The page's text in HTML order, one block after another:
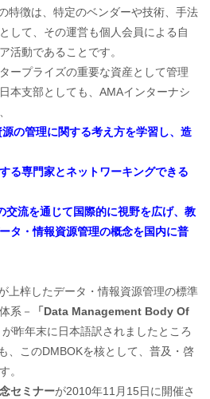
特徴は、特定のベンダーや技術、手法
して、その運営も個人会員による自
活動であることです。
ープライズの重要な資産として管理
本支部としても、AMAインターナシ
の管理に関する考え方を学習し、造
る専門家とネットワーキングできる
流を通じて国際的に視野を広げ、教
タ・情報資源管理の概念を国内に普
上梓したデータ・情報資源管理の標準
系－
「Data Management Body Of
が昨年末に日本語訳されましたところ
、このDMBOKを核として、普及・啓
。
セミナーが2010年11月15日に開催さ